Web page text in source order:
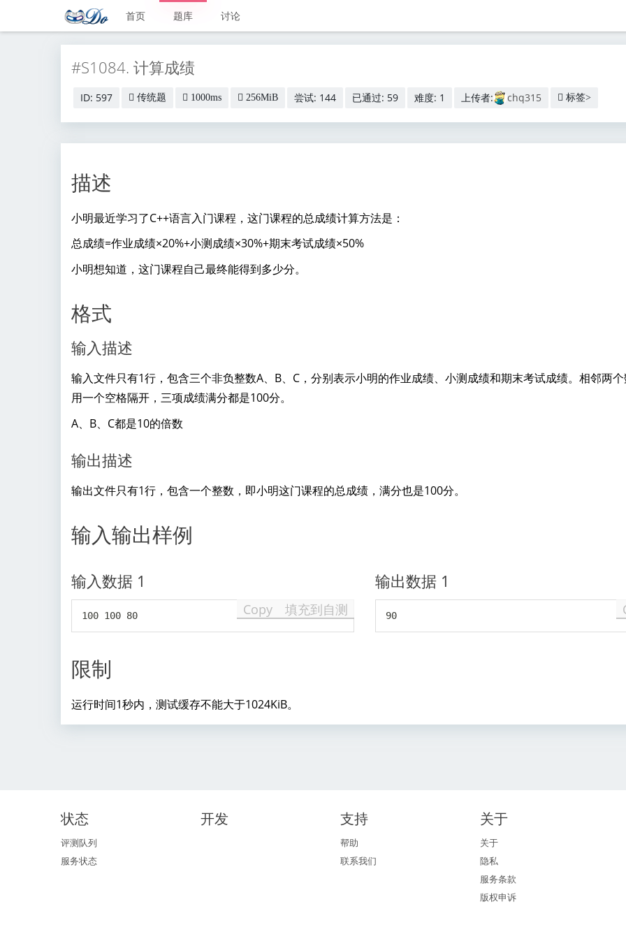
首页 题库 讨论
#S1084. 计算成绩
ID: 597 传统题 1000ms 256MiB 尝试: 144 已通过: 59 难度: 1 上传者: chq315 标签>
描述
小明最近学习了C++语言入门课程，这门课程的总成绩计算方法是：
总成绩=作业成绩×20%+小测成绩×30%+期末考试成绩×50%
小明想知道，这门课程自己最终能得到多少分。
格式
输入描述
输入文件只有1行，包含三个非负整数A、B、C，分别表示小明的作业成绩、小测成绩和期末考试成绩。相邻两
用一个空格隔开，三项成绩满分都是100分。
A、B、C都是10的倍数
输出描述
输出文件只有1行，包含一个整数，即小明这门课程的总成绩，满分也是100分。
输入输出样例
输入数据 1
Copy 填充到自测
输出数据 1
限制
运行时间1秒内，测试缓存不能大于1024KiB。
状态
评测队列
服务状态
开发 支持
帮助
联系我们
关于
关于
隐私
服务条款
版权申诉